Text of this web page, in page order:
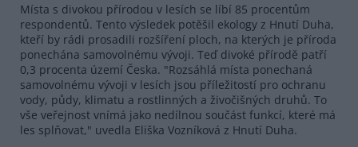
Místa s divokou přírodou v lesích se líbí 85 procentům
respondentů. Tento výsledek potěšil ekology z Hnutí Duha,
kteří by rádi prosadili rozšíření ploch, na kterých je příroda
ponechána samovolnému vývoji. Teď divoké přírodě patří
0,3 procenta území Česka. "Rozsáhlá místa ponechaná
samovolnému vývoji v lesích jsou příležitostí pro ochranu
vody, půdy, klimatu a rostlinných a živočišných druhů. To
vše veřejnost vnímá jako nedílnou součást funkcí, které má
les splňovat," uvedla Eliška Vozníková z Hnutí Duha.